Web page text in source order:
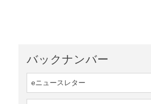
バックナンバー
eニュースレター